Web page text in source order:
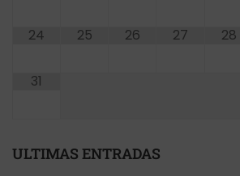
24 25 26 27 28
31
ULTIMAS ENTRADAS